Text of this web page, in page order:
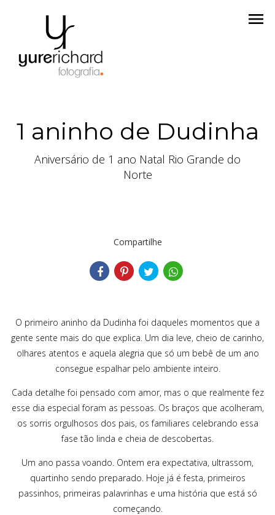
menu
1 aninho de Dudinha
Aniversário de 1 ano Natal Rio Grande do
Norte
Compartilhe
O primeiro aninho da Dudinha foi daqueles momentos que a
gente sente mais do que explica. Um dia leve, cheio de carinho,
olhares atentos e aquela alegria que só um bebê de um ano
consegue espalhar pelo ambiente inteiro.
Cada detalhe foi pensado com amor, mas o que realmente fez
esse dia especial foram as pessoas. Os braços que acolheram,
os sorris orgulhosos dos pais, os familiares celebrando essa
fase tão linda e cheia de descobertas.
Um ano passa voando. Ontem era expectativa, ultrassom,
quartinho sendo preparado. Hoje já é festa, primeiros
passinhos, primeiras palavrinhas e uma história que está só
começando.